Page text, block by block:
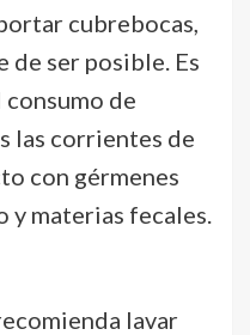
cubrebocas,
de ser posible. Es
de
las corrientes de
con gérmenes
materias fecales.
lavar